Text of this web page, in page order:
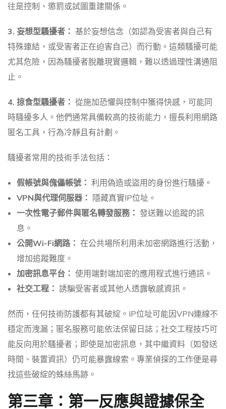
往是控制、懲罰或試圖重建關係。
3. 妄想型騷擾者： 基於妄想信念（如認為受害者與自己有
特殊連結，或受害者正在迫害自己）而行動。這類騷擾可能
尤其危險，因為騷擾者脫離現實邏輯，難以透過理性溝通阻
止。
4. 掠食型騷擾者： 從施加恐懼與控制中獲得快感，可能同
時騷擾多人。他們通常具備較高的技術能力，擅長利用網路
匿名工具，行為冷靜且有計劃。
騷擾者常用的技術手法包括：
假帳號與傀儡帳號： 利用偽造或盜用的身份進行騷擾。
VPN與代理伺服器： 隱藏真實IP位址。
一次性電子郵件與匿名轉發服務： 發送難以追蹤的訊
息。
公開Wi-Fi網路： 在公共場所利用未加密網路進行活動，
增加追蹤難度。
加密訊息平台： 使用端對端加密的應用程式進行通訊。
社交工程： 誘騙受害者或其他人透露敏感資訊。
然而，任何技術防護都有其破綻。IP位址可能因VPN連線不
穩定而洩漏；匿名服務可能依法保留日誌；社交工程技巧可
能反向用於騷擾者；即使是加密訊息，其中繼資料（如發送
時間、裝置資訊）仍可能暴露線索。專業偵探的工作便是尋
找這些破綻的蛛絲馬跡。
第三章：第一反應與證據保全